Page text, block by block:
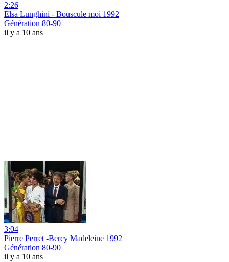
2:26
Elsa Lunghini - Bouscule moi 1992
Génération 80-90
il y a 10 ans
3:04
Pierre Perret -Bercy Madeleine 1992
Génération 80-90
il y a 10 ans